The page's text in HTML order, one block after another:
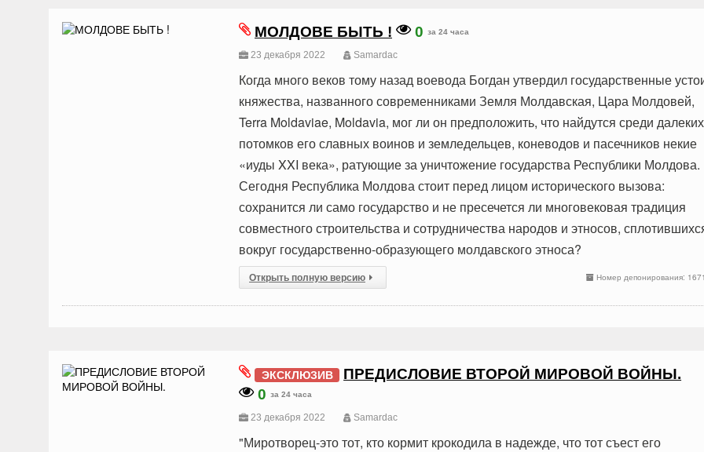
МОЛДОВЕ БЫТЬ ! 0 за 24 часа
23 декабря 2022 Samardac
Когда много веков тому назад воевода Богдан утвердил государственные
княжества, названного современниками Земля Молдавская, Цара Молдовей,
Terra Moldaviae, Moldavia, мог ли он предположить, что найдутся среди далеких
потомков его славных воинов и земледельцев, коневодов и пасечников некие
«иуды XXI века», ратующие за уничтожение государства Республики Молдова.
Сегодня Республика Молдова стоит перед лицом исторического вызова:
сохранится ли само государство и не пресечется ли многовековая традиция
совместного строительства и сотрудничества народов и этносов,
вокруг государственно-образующего молдавского этноса?
Номер депонирования:
Открыть полную версию
ЭКСКЛЮЗИВ
ПРЕДИСЛОВИЕ ВТОРОЙ МИРОВОЙ ВОЙНЫ.
0 за 24 часа
23 декабря 2022 Samardac
"Миротворец-это тот, кто кормит крокодила в надежде, что тот съест его